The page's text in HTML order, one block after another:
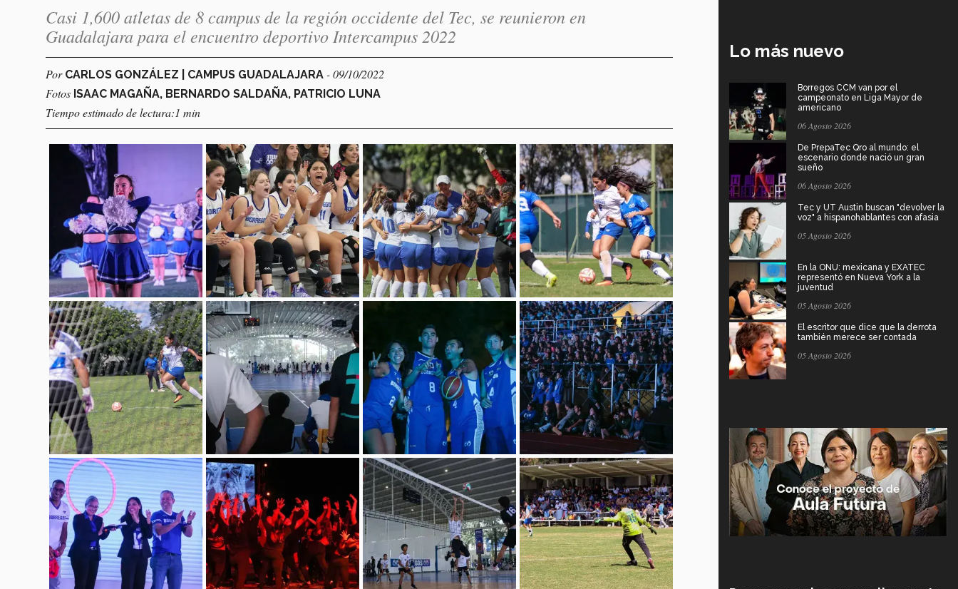
Casi 1,600 atletas de 8 campus de la región occidente del Tec, se reunieron en
Guadalajara para el encuentro deportivo Intercampus 2022
Por CARLOS GONZÁLEZ | CAMPUS GUADALAJARA - 09/10/2022
Fotos ISAAC MAGAÑA, BERNARDO SALDAÑA, PATRICIO LUNA
Tiempo estimado de lectura:1 min
Lo más nuevo
Borregos CCM van por el
campeonato en Liga Mayor de
americano
06 Agosto 2026
De PrepaTec Qro al mundo: el
escenario donde nació un gran
sueño
06 Agosto 2026
Tec y UT Austin buscan "devolver la
voz" a hispanohablantes con afasia
05 Agosto 2026
En la ONU: mexicana y EXATEC
representó en Nueva York a la
juventud
05 Agosto 2026
El escritor que dice que la derrota
también merece ser contada
05 Agosto 2026